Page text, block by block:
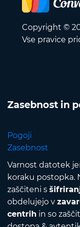
Copyright ©
Vse pravice
Zasebnost in
Pogoji
Zasebnost
Varnost datotek
koraku postopka.
zaščiteni s
obdelujejo v
centrih in so